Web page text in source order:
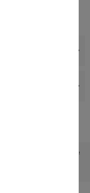
Teknik değişiklikler ve hatalar saklıdır!